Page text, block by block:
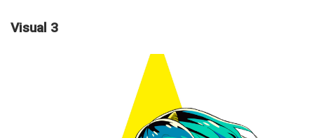
Visual 3